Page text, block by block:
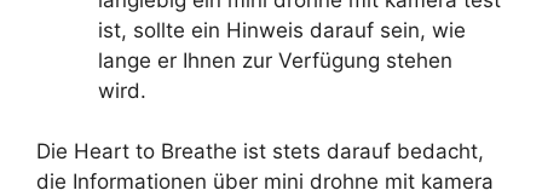
ist, sollte ein Hinweis darauf sein, wie
lange er Ihnen zur Verfügung stehen
wird.
Die Heart to Breathe ist stets darauf bedacht,
die Informationen über mini drohne mit kamera